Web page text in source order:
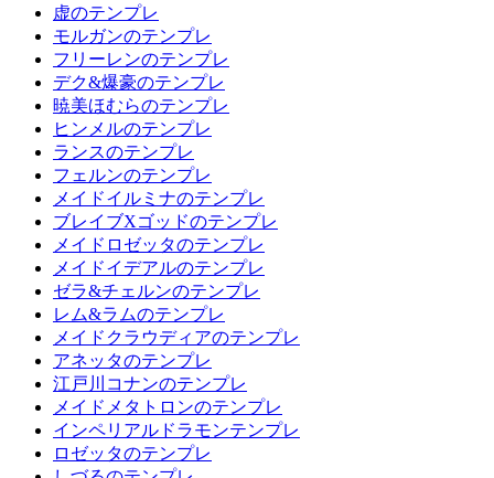
虚のテンプレ
モルガンのテンプレ
フリーレンのテンプレ
デク&爆豪のテンプレ
暁美ほむらのテンプレ
ヒンメルのテンプレ
ランスのテンプレ
フェルンのテンプレ
メイドイルミナのテンプレ
ブレイブXゴッドのテンプレ
メイドロゼッタのテンプレ
メイドイデアルのテンプレ
ゼラ&チェルンのテンプレ
レム&ラムのテンプレ
メイドクラウディアのテンプレ
アネッタのテンプレ
江戸川コナンのテンプレ
メイドメタトロンのテンプレ
インペリアルドラモンテンプレ
ロゼッタのテンプレ